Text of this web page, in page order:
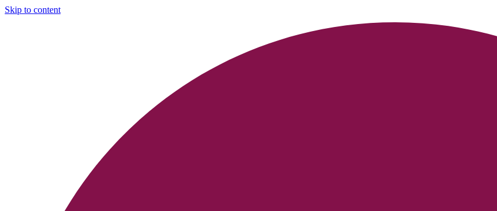
Skip to content